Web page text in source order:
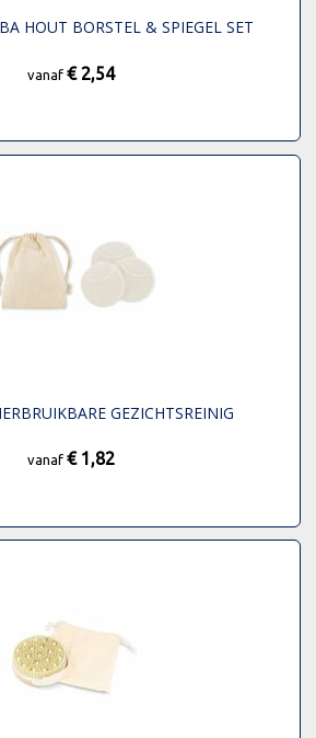
HOUT BORSTEL & SPIEGEL SET
vanaf € 2,54
GEZICHTSREINIG
vanaf € 1,82